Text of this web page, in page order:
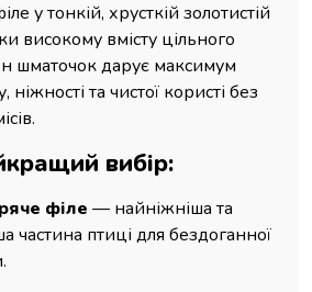
у тонкій, хрусткій золотистій
високому вмісту цільного
шматочок дарує максимум
ніжності та чистої користі без
вибір:
філе — найніжніша та
частина птиці для бездоганної